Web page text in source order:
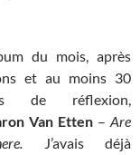
du mois, après
et au moins 30
de réflexion,
Van Etten – Are
J’avais déjà